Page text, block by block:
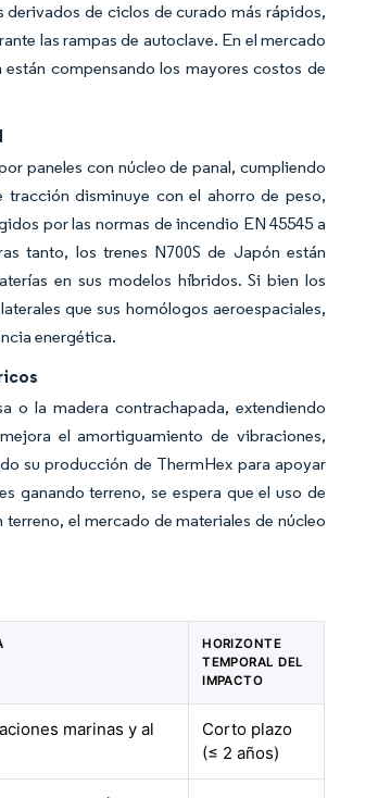
de ciclos de curado más rápidos,
las rampas de autoclave. En el mercado
compensando los mayores costos de
paneles con núcleo de panal, cumpliendo
disminuye con el ahorro de peso,
por las normas de incendio EN 45545 a
tanto, los trenes N700S de Japón están
en sus modelos híbridos. Si bien los
que sus homólogos aeroespaciales,
energética.
o la madera contrachapada, extendiendo
el amortiguamiento de vibraciones,
su producción de ThermHex para apoyar
ganando terreno, se espera que el uso de
el mercado de materiales de núcleo
HORIZONTE
TEMPORAL DEL
IMPACTO
marinas y al
Corto plazo
(≤ 2 años)